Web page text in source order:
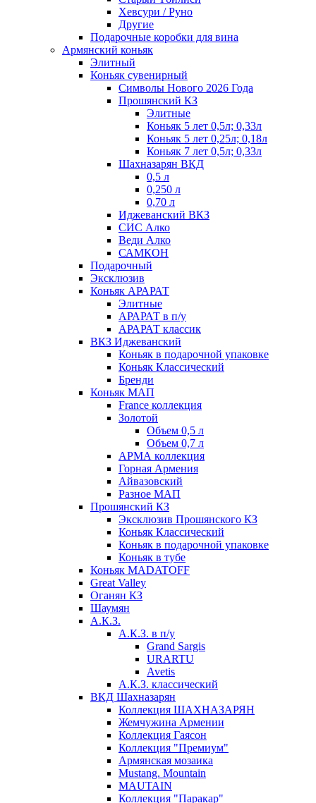
Хевсури / Руно
Другие
Подарочные коробки для вина
Армянский коньяк
Элитный
Коньяк сувенирный
Символы Нового 2026 Года
Прошянский КЗ
Элитные
Коньяк 5 лет 0,5л; 0,33л
Коньяк 5 лет 0,25л; 0,18л
Коньяк 7 лет 0,5л; 0,33л
Шахназарян ВКД
0,5 л
0,250 л
0,70 л
Иджеванский ВКЗ
СИС Алко
Веди Алко
САМКОН
Подарочный
Эксклюзив
Коньяк АРАРАТ
Элитные
АРАРАТ в п/у
АРАРАТ классик
ВКЗ Иджеванский
Коньяк в подарочной упаковке
Коньяк Классический
Бренди
Коньяк МАП
France коллекция
Золотой
Объем 0,5 л
Объем 0,7 л
АРМА коллекция
Горная Армения
Айвазовский
Разное МАП
Прошянский КЗ
Эксклюзив Прошянского КЗ
Коньяк Классический
Коньяк в подарочной упаковке
Коньяк в тубе
Коньяк MADATOFF
Great Valley
Оганян КЗ
Шаумян
А.К.З.
А.К.З. в п/у
Grand Sargis
URARTU
Avetis
А.К.З. классический
ВКД Шахназарян
Коллекция ШАХНАЗАРЯН
Жемчужина Армении
Коллекция Гаясон
Коллекция "Премиум"
Армянская мозаика
Mustang. Mountain
MAUTAIN
Коллекция "Паракар"